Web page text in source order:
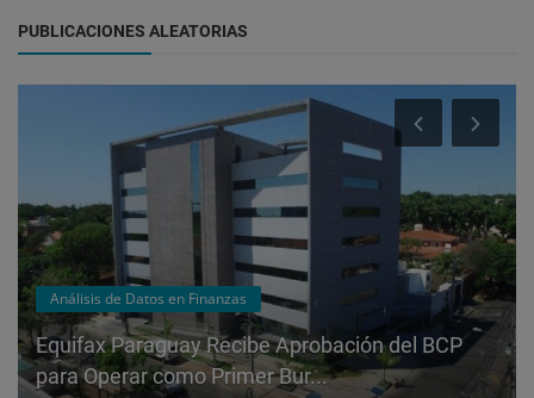
PUBLICACIONES ALEATORIAS
Análisis de Datos en Finanzas
Equifax Paraguay Recibe Aprobación del BCP
para Operar como Primer Bur...